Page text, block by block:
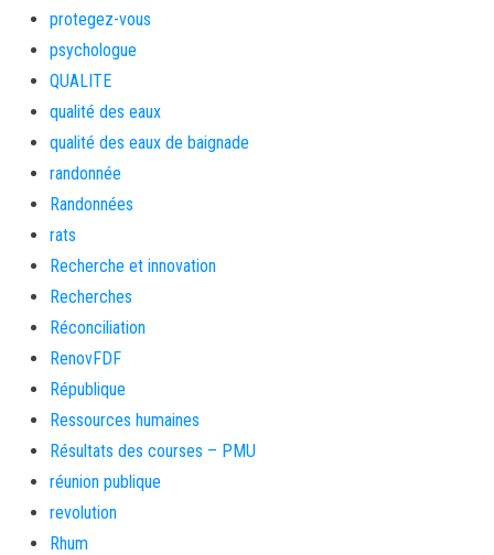
protegez-vous
psychologue
QUALITE
qualité des eaux
qualité des eaux de baignade
randonnée
Randonnées
rats
Recherche et innovation
Recherches
Réconciliation
RenovFDF
République
Ressources humaines
Résultats des courses – PMU
réunion publique
revolution
Rhum